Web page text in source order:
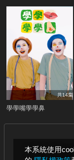
本系統使用
共14集
學學嘴學學鼻